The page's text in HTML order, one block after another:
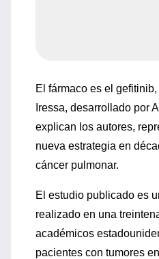
El fármaco es el
Iressa, desarrollado por
explican los autores,
nueva estrategia en
cáncer pulmonar.
El estudio publicado es
realizado en una
académicos
pacientes con tumores